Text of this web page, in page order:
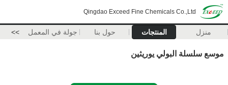
Qingdao Exceed Fine Chemicals Co.,Ltd
منزل المنتجات حول بنا جولة في المعمل >>
موسع سلسلة البولي يوريثين